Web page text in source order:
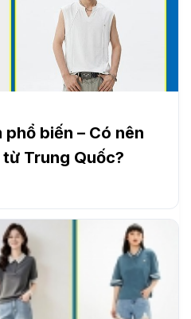
biến – Có nên
Trung Quốc?